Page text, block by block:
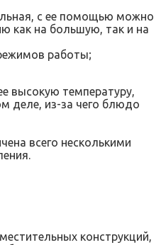
с ее помощью можно
как на большую, так и на
работы;
высокую температуру,
деле, из-за чего блюдо
всего несколькими
конструкций,